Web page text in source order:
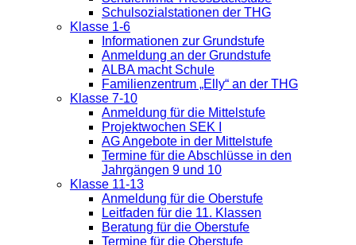
Schulsozialstationen der THG
Klasse 1-6
Informationen zur Grundstufe
Anmeldung an der Grundstufe
ALBA macht Schule
Familienzentrum „Elly“ an der THG
Klasse 7-10
Anmeldung für die Mittelstufe
Projektwochen SEK I
AG Angebote in der Mittelstufe
Termine für die Abschlüsse in den
Jahrgängen 9 und 10
Klasse 11-13
Anmeldung für die Oberstufe
Leitfaden für die 11. Klassen
Beratung für die Oberstufe
Termine für die Oberstufe